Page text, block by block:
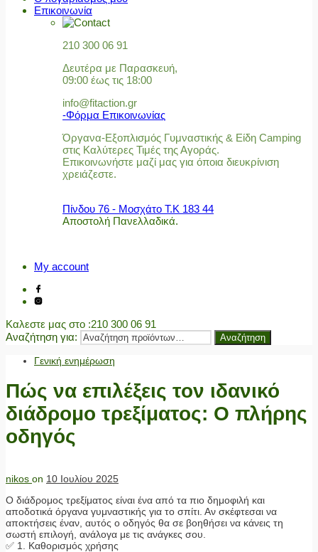
Επικοινωνία
210 300 06 91
Δευτέρα με Παρασκευή,
09:00 έως τις 18:00
info@fitaction.gr
-Φόρμα Επικοινωνίας
Όργανα-Εξοπλισμός Γυμναστικής & Είδη Camping
στις Καλύτερες Τιμές της Αγοράς.
Επικοινωνήστε μαζί μας για όποια διευκρίνιση
χρειάζεστε.
Πίνδου 76 - Μοσχάτο Τ.Κ 183 44
Αποστολή Πανελλαδικά.
My account
Καλεστε μας στο :210 300 06 91
Αναζήτηση για:
Αναζήτηση
Γενική ενημέρωση
Πώς να επιλέξεις τον ιδανικό
διάδρομο τρεξίματος: Ο πλήρης
οδηγός
nikos on 10 Ιουλίου 2025
Ο διάδρομος τρεξίματος είναι ένα από τα πιο δημοφιλή και
αποδοτικά όργανα γυμναστικής για το σπίτι. Αν σκέφτεσαι να
αποκτήσεις έναν, αυτός ο οδηγός θα σε βοηθήσει να κάνεις τη
σωστή επιλογή, ανάλογα με τις ανάγκες σου.
✅ 1. Καθορισμός χρήσης